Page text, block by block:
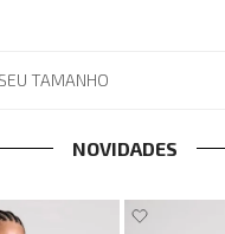
TAMANHO
NOVIDADES